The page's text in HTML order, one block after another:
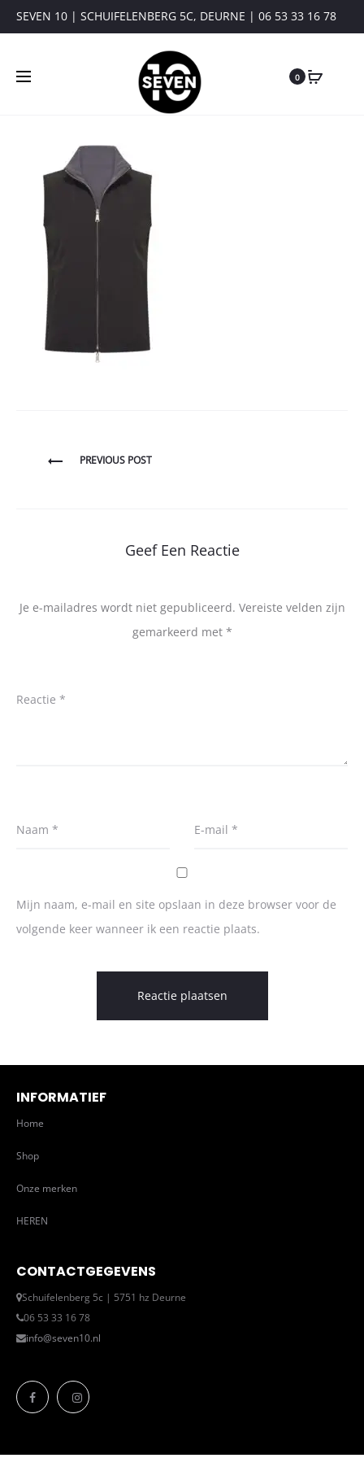
SEVEN 10 | SCHUIFELENBERG 5C, DEURNE | 06 53 33 16 78
0
BerichtPREVIOUS POST
Geef Een Reactie
Je e-mailadres wordt niet gepubliceerd. Vereiste velden zijn
gemarkeerd met *
Reactie *
Naam * E-mail *
Mijn naam, e-mail en site opslaan in deze browser voor de
volgende keer wanneer ik een reactie plaats.
INFORMATIEF
Home
Shop
Onze merken
HEREN
CONTACTGEGEVENS
Schuifelenberg 5c | 5751 hz Deurne
06 53 33 16 78
info@seven10.nl